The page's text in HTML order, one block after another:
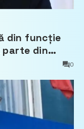
din funcție
parte din
0